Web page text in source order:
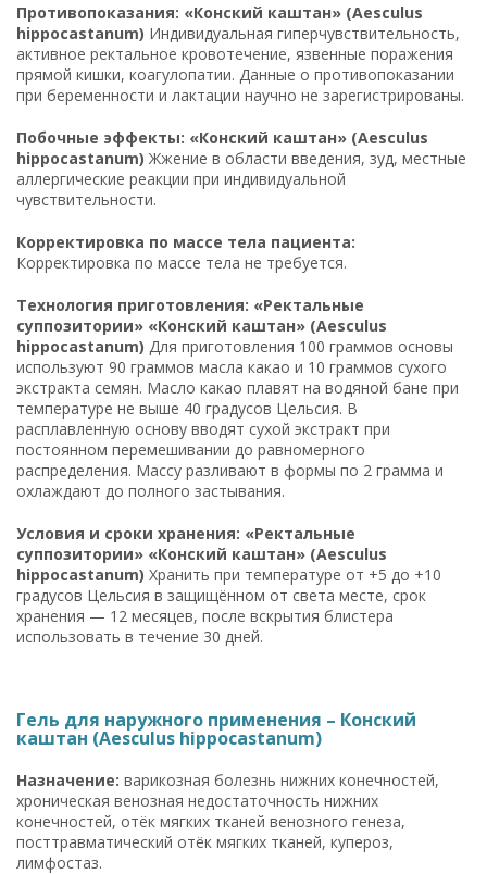
Противопоказания: «Конский каштан» (Aesculus
hippocastanum) Индивидуальная гиперчувствительность,
активное ректальное кровотечение, язвенные поражения
прямой кишки, коагулопатии. Данные о противопоказании
при беременности и лактации научно не зарегистрированы.
Побочные эффекты: «Конский каштан» (Aesculus
hippocastanum) Жжение в области введения, зуд, местные
аллергические реакции при индивидуальной
чувствительности.
Корректировка по массе тела пациента:
Корректировка по массе тела не требуется.
Технология приготовления: «Ректальные
суппозитории» «Конский каштан» (Aesculus
hippocastanum) Для приготовления 100 граммов основы
используют 90 граммов масла какао и 10 граммов сухого
экстракта семян. Масло какао плавят на водяной бане при
температуре не выше 40 градусов Цельсия. В
расплавленную основу вводят сухой экстракт при
постоянном перемешивании до равномерного
распределения. Массу разливают в формы по 2 грамма и
охлаждают до полного застывания.
Условия и сроки хранения: «Ректальные
суппозитории» «Конский каштан» (Aesculus
hippocastanum) Хранить при температуре от +5 до +10
градусов Цельсия в защищённом от света месте, срок
хранения — 12 месяцев, после вскрытия блистера
использовать в течение 30 дней.
Гель для наружного применения – Конский
каштан (Aesculus hippocastanum)
Назначение: варикозная болезнь нижних конечностей,
хроническая венозная недостаточность нижних
конечностей, отёк мягких тканей венозного генеза,
посттравматический отёк мягких тканей, купероз,
лимфостаз.